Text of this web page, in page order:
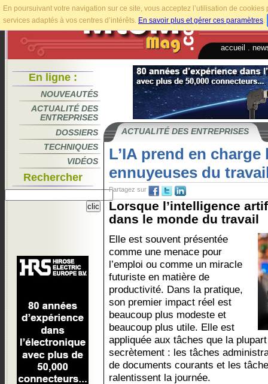
En poursuivant votre navigation sur ce site, vous acceptez l’utilisation de
services adaptés à vos centres d’intérêts. En savoir plus et gérer ces paramètres.
accueil
En ligne :
NOUVEAUTÉS
ACTUALITÉ DES
ENTREPRISES
DOSSIERS
TECHNIQUES
VIDÉOS
Rechercher
ACTUALITÉ DES ENTREPRISES
L’IA prend en
ennuyeuses du
Partagez sur
Lorsque l’intelligence
dans le monde du travail
Elle est souvent présentée
comme une menace pour
l’emploi ou comme un miracle
futuriste en matière de
productivité. Dans la pratique,
son premier impact réel est
beaucoup plus modeste et
beaucoup plus utile. Elle est
appliquée aux tâches que la
secrètement : les tâches
de documents courants et les
ralentissent la journée.